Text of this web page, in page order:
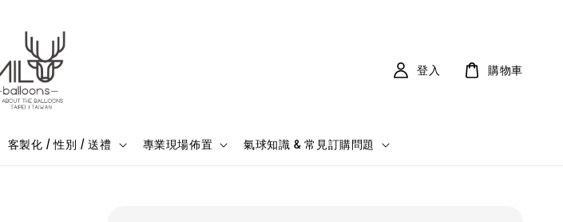
客製化 / 性別 / 送禮 專業現場佈置 氣球知識 & 常見訂購問題
登入 購物車